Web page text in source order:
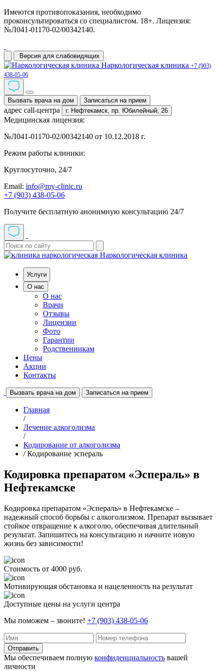
Имеются противопоказания, необходимо
проконсультироваться со специалистом. 18+. Лицензия:
№Л041-01170-02/00342140.
Версия для слабовидящих
Наркологическая клиника +7 (903)
438-05-06
Вызвать врача на дом Записаться на прием
адрес call-центра г. Нефтекамск, пр. Юбилейный, 26
Медицинская лицензия:
№Л041-01170-02/00342140 от 10.12.2018 г.
Режим работы клиники:
Круглосуточно, 24/7
Email: info@my-clinic.ru
+7 (903) 438-05-06
Получите бесплатную анонимную консультацию 24/7
Наркологическая клиника
Услуги
О нас
О нас
Врачи
Отзывы
Лицензии
Фото
Гарантии
Родственникам
Цены
Акции
Контакты
Вызвать врача на дом Записаться на прием
Главная
/
Лечение алкоголизма
/
Кодирование от алкоголизма
/ Кодирование эспераль
Кодировка препаратом «Эспераль» в
Нефтекамске
Кодировка препаратом «Эспераль» в Нефтекамске –
надежный способ борьбы с алкоголизмом. Препарат вызывает
стойкое отвращение к алкоголю, обеспечивая длительный
результат. Запишитесь на консультацию и начните новую
жизнь без зависимости!
Стоимость от 4000 руб.
Мотивирующая обстановка и нацеленность на результат
Доступные цены на услуги центра
Мы поможем – звоните! +7 (903) 438-05-06
Отправить
Мы обеспечиваем полную конфиденциальность вашей
личности